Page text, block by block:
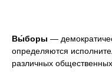
Вы́боры —
определяются
различных общественных